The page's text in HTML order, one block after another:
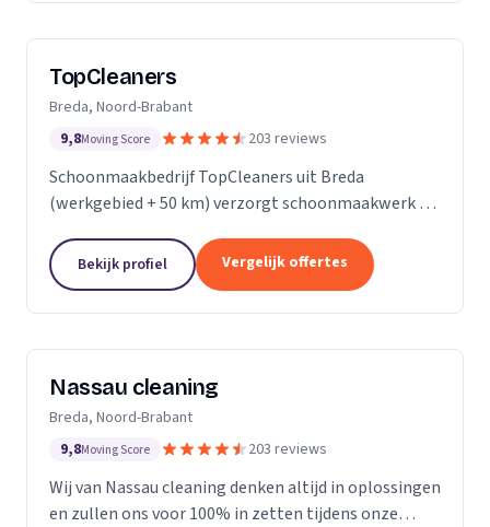
TopCleaners
Breda, Noord-Brabant
9,8Moving Score 203 reviews
Schoonmaakbedrijf TopCleaners uit Breda
(werkgebied + 50 km) verzorgt schoonmaakwerk bij
enthousiaste en vak geschoolde schoonmakers. Wij
leveren...
Bekijk profiel Vergelijk offertes
Nassau cleaning
Breda, Noord-Brabant
9,8Moving Score 203 reviews
Wij van Nassau cleaning denken altijd in oplossingen
en zullen ons voor 100% in zetten tijdens onze